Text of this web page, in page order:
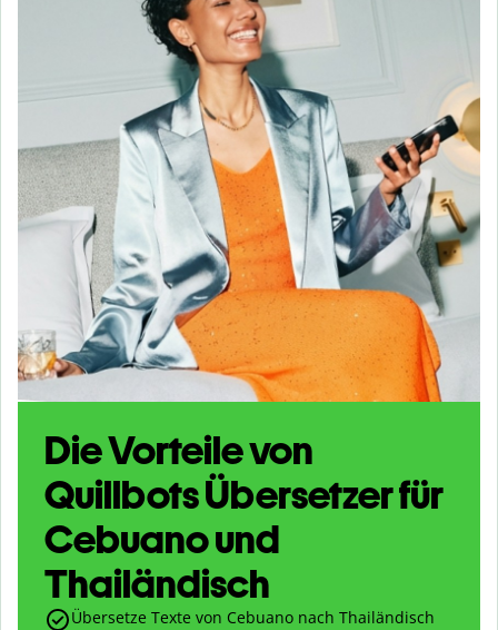
Die Vorteile von
Quillbots Übersetzer für
Cebuano und
Thailändisch
Übersetze Texte von Cebuano nach Thailändisch